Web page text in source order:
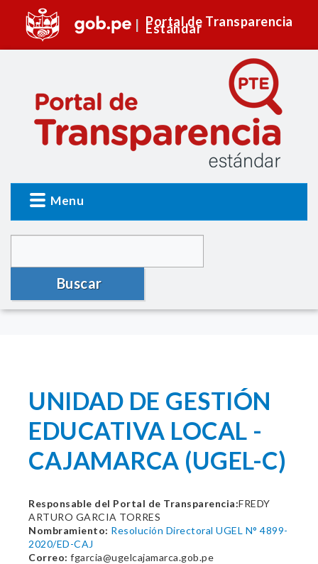
Portal de Transparencia
Estándar
Menu
Buscar
UNIDAD DE GESTIÓN
EDUCATIVA LOCAL -
CAJAMARCA (UGEL-C)
Responsable del Portal de Transparencia:FREDY
ARTURO GARCIA TORRES
Nombramiento: Resolución Directoral UGEL N° 4899-
2020/ED-CAJ
Correo: fgarcia@ugelcajamarca.gob.pe